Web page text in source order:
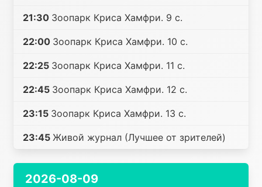
21:30 Зоопарк Криса Хамфри. 9 с.
22:00 Зоопарк Криса Хамфри. 10 с.
22:25 Зоопарк Криса Хамфри. 11 с.
22:45 Зоопарк Криса Хамфри. 12 с.
23:15 Зоопарк Криса Хамфри. 13 с.
23:45 Живой журнал (Лучшее от зрителей)
2026-08-09